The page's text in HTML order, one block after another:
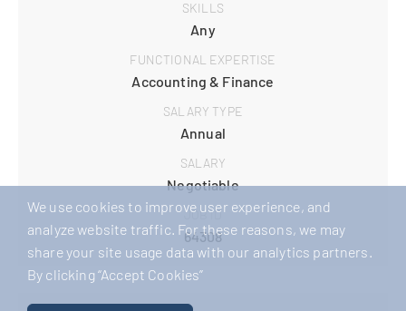
SKILLS
Any
FUNCTIONAL EXPERTISE
Accounting & Finance
SALARY TYPE
Annual
SALARY
Negotiable
JOB ID
64308
We use cookies to improve user experience, and
analyze website traffic. For these reasons, we may
share your site usage data with our analytics partners.
By clicking “Accept Cookies”